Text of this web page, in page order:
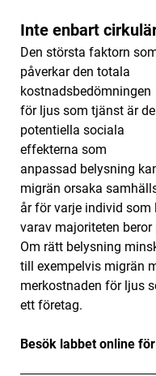
Inte enbart
Den största faktorn
påverkar den totala
kostnadsbedömningen
för ljus som tjänst är de
potentiella sociala
effekterna som
anpassad belysning
migrän orsaka
år för varje individ som
varav majoriteten
Om rätt belysning
till exempelvis migrän
merkostnaden för ljus
ett företag.
Besök labbet online